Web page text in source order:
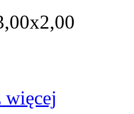
więcej